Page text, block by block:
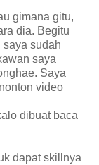
gimana gitu,
dia. Begitu
saya sudah
saya
Saya
video
dibuat baca
dapat skillnya